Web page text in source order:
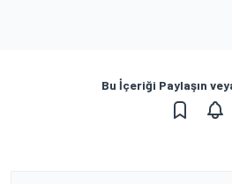
Bu İçeriği Paylaşın